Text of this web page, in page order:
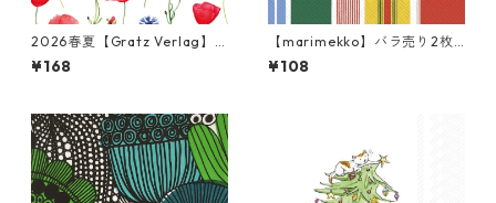
2026春夏【Gratz Verlag】
バラ売り2枚 カクテルサイズ
ペーパーナプキン Blumenme
¥168
【marimekko】バラ売り2枚
カクテルサイズ ペーパーナプ
キン PARAATI イエローxレッ
¥108